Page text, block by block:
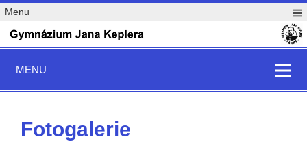
Menu
MENU
Fotogalerie